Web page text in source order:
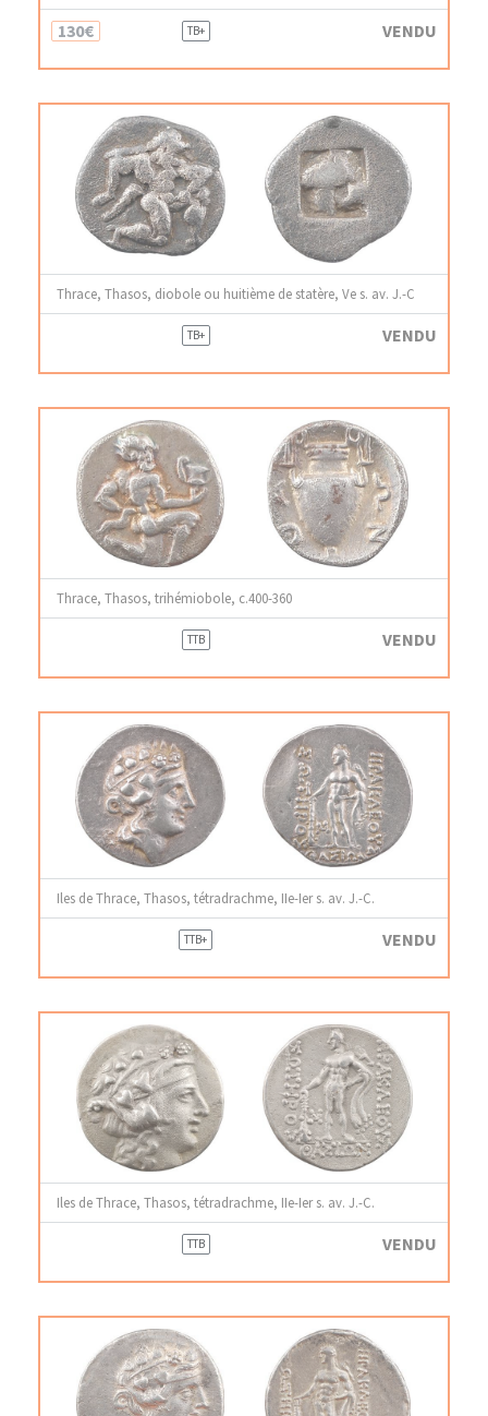
130€ TB+ VENDU
Thrace, Thasos, diobole ou huitième de statère, Ve s. av. J.-C
TB+ VENDU
Thrace, Thasos, trihémiobole, c.400-360
TTB VENDU
Iles de Thrace, Thasos, tétradrachme, IIe-Ier s. av. J.-C.
TTB+ VENDU
Iles de Thrace, Thasos, tétradrachme, IIe-Ier s. av. J.-C.
TTB VENDU